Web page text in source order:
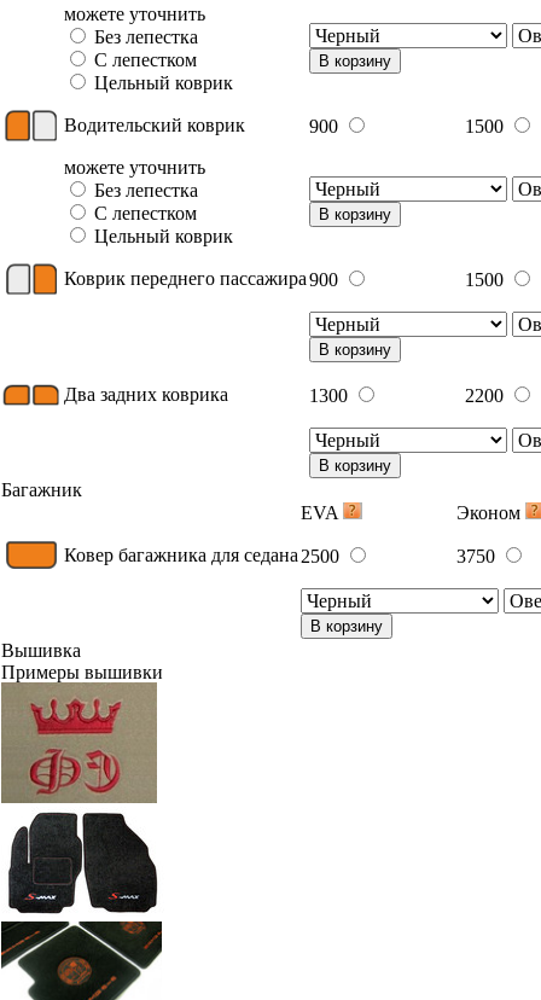
можете уточнить
Без лепестка
С лепестком
Цельный коврик
В корзину
Водительский коврик 900
1500
можете уточнить
Без лепестка
С лепестком
Цельный коврик
В корзину
Коврик переднего пассажира900 1500
В корзину
Два задних коврика 1300 2200
В корзину
Багажник
EVA
Эконом
Ковер багажника для седана 2500 3750
В корзину
Вышивка
Примеры вышивки